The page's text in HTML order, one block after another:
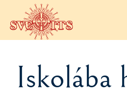
Ugrás a tartalomra
Iskolába